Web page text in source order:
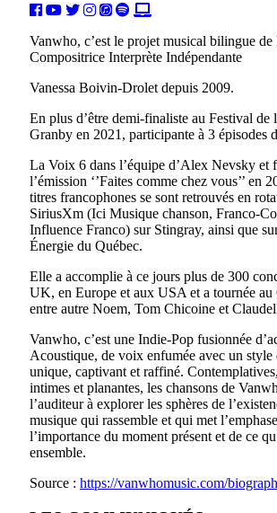
Vanwho, c’est le projet musical bilingue de
Compositrice Interprète Indépendante
Vanessa Boivin-Drolet depuis 2009.
En plus d’être demi-finaliste au Festival de
Granby en 2021, participante à 3 épisodes
La Voix 6 dans l’équipe d’Alex Nevsky et
l’émission ‘’Faites comme chez vous’’ en
titres francophones se sont retrouvés en
SiriusXm (Ici Musique chanson, Franco-
Influence Franco) sur Stingray, ainsi que
Énergie du Québec.
Elle a accomplie à ce jours plus de 300
UK, en Europe et aux USA et a tournée au
entre autre Noem, Tom Chicoine et
Vanwho, c’est une Indie-Pop fusionnée
Acoustique, de voix enfumée avec un style
unique, captivant et raffiné.
intimes et planantes, les chansons de
l’auditeur à explorer les sphères de
musique qui rassemble et qui met
l’importance du moment présent et de ce
ensemble.
Source : https://vanwhomusic.com/